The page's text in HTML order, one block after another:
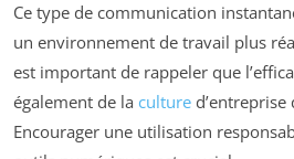
Ce type de communication
un environnement de travail plus
est important de rappeler que
également de la culture
Encourager une utilisation